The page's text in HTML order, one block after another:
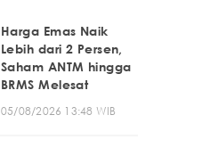
Harga Emas Naik
Lebih dari 2 Persen,
Saham ANTM hingga
BRMS Melesat
05/08/2026 13:48 WIB